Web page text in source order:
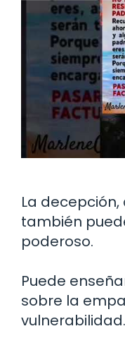
La
también
poderoso.
Puede
sobre la
vulnerabilidad.